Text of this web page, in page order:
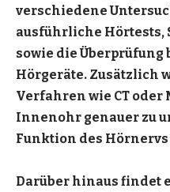
verschiedene
ausführliche Hörtests,
sowie die Überprüfung
Hörgeräte. Zusätzlich
Verfahren wie CT oder
Innenohr genauer zu
Funktion des
Darüber hinaus findet